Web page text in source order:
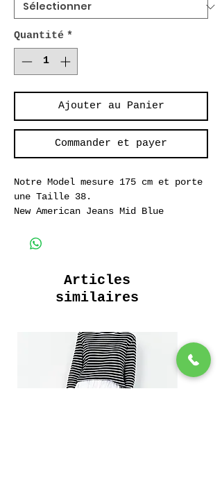
Quantité *
Ajouter au Panier
Commander et payer
Notre Model mesure 175 cm et porte
une Taille 38.
New American Jeans Mid Blue
Articles
similaires